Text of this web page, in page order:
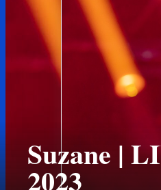
Suzane |
2023